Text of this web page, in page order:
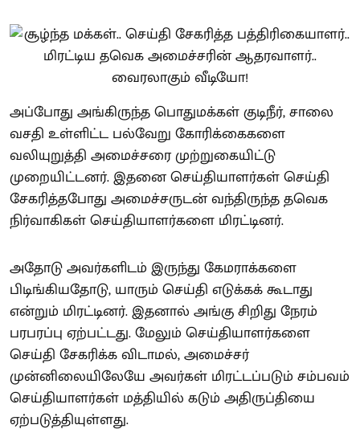
அப்போது அங்கிருந்த பொதுமக்கள் குடிநீர், சாலை
வசதி உள்ளிட்ட பல்வேறு கோரிக்கைகளை
வலியுறுத்தி அமைச்சரை முற்றுகையிட்டு
முறையிட்டனர். இதனை செய்தியாளர்கள் செய்தி
சேகரித்தபோது அமைச்சருடன் வந்திருந்த தவெக
நிர்வாகிகள் செய்தியாளர்களை மிரட்டினர்.
அதோடு அவர்களிடம் இருந்து கேமராக்களை
பிடிங்கியதோடு, யாரும் செய்தி எடுக்கக் கூடாது
என்றும் மிரட்டினர். இதனால் அங்கு சிறிது நேரம்
பரபரப்பு ஏற்பட்டது. மேலும் செய்தியாளர்களை
செய்தி சேகரிக்க விடாமல், அமைச்சர்
முன்னிலையிலேயே அவர்கள் மிரட்டப்படும் சம்பவம்
செய்தியாளர்கள் மத்தியில் கடும் அதிருப்தியை
ஏற்படுத்தியுள்ளது.